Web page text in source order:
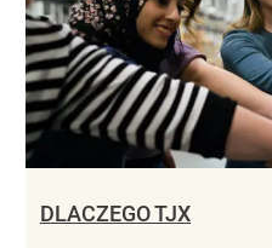
DLACZEGO TJX